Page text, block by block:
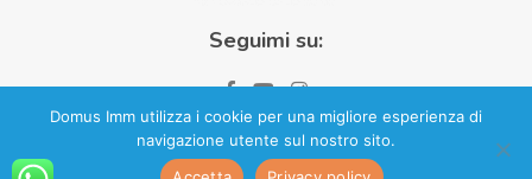
Seguimi su:
Domus Imm utilizza i cookie per una migliore esperienza di
navigazione utente sul nostro sito.